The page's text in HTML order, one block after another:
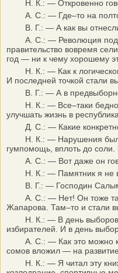
Н. К.: — Откровенно
А. С.: — Где–то на
В. Г.: — А как вы
А. С.: — Революция
правительство вовремя
год — ни к чему хорошему
Н. К.: — Как к логическому
И последней точкой стали
В. Г.: — А в
Н. К.: — Все–таки бедность
улучшать жизнь в
Д. С.: — Какие конкретно
Н. К.: — Нарушения были и
гумпомощь, вплоть до
А. С.: — Вот даже он
Н. К.: — Памятник я не
В. Г.: — Господин
А. С.: — Нет! Он тоже
Жапарова. Там–то и стали
Н. К.: — В день выборов
избирателей. И в день
А. С.: — Как это можно
сомов вложил — на
Н. К.: — Я читал эту